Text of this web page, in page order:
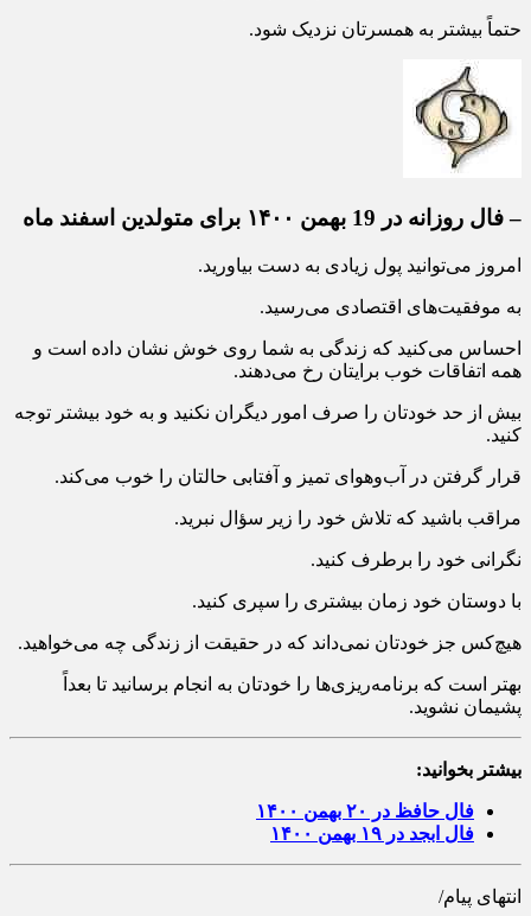
حتماً بیشتر به همسرتان نزدیک شود.
– فال روزانه در 19 بهمن ۱۴۰۰ برای متولدین اسفند ماه
امروز می‌توانید پول زیادی به دست بیاورید.
به موفقیت‌های اقتصادی می‌رسید.
احساس می‌کنید که زندگی به شما روی خوش نشان داده است و
همه اتفاقات خوب برایتان رخ می‌دهند.
بیش از حد خودتان را صرف امور دیگران نکنید و به خود بیشتر توجه
کنید.
قرار گرفتن در آب‌وهوای تمیز و آفتابی حالتان را خوب می‌کند.
مراقب باشید که تلاش خود را زیر سؤال نبرید.
نگرانی خود را برطرف کنید.
با دوستان خود زمان بیشتری را سپری کنید.
هیچ‌کس جز خودتان نمی‌داند که در حقیقت از زندگی چه می‌خواهید.
بهتر است که برنامه‌ریزی‌ها را خودتان به انجام برسانید تا بعداً
پشیمان نشوید.
بیشتر بخوانید:
فال حافظ در ۲۰ بهمن ۱۴۰۰
فال ابجد در ۱۹ بهمن ۱۴۰۰
انتهای پیام/